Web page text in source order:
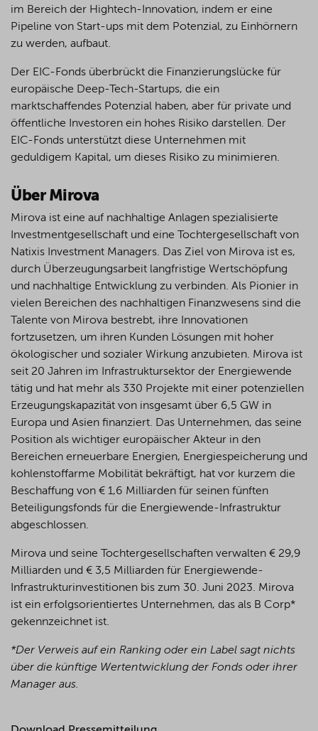
im Bereich der Hightech-Innovation, indem er eine
Pipeline von Start-ups mit dem Potenzial, zu Einhörnern
zu werden, aufbaut.
Der EIC-Fonds überbrückt die Finanzierungslücke für
europäische Deep-Tech-Startups, die ein
marktschaffendes Potenzial haben, aber für private und
öffentliche Investoren ein hohes Risiko darstellen. Der
EIC-Fonds unterstützt diese Unternehmen mit
geduldigem Kapital, um dieses Risiko zu minimieren.
Über Mirova
Mirova ist eine auf nachhaltige Anlagen spezialisierte
Investmentgesellschaft und eine Tochtergesellschaft von
Natixis Investment Managers. Das Ziel von Mirova ist es,
durch Überzeugungsarbeit langfristige Wertschöpfung
und nachhaltige Entwicklung zu verbinden. Als Pionier in
vielen Bereichen des nachhaltigen Finanzwesens sind die
Talente von Mirova bestrebt, ihre Innovationen
fortzusetzen, um ihren Kunden Lösungen mit hoher
ökologischer und sozialer Wirkung anzubieten. Mirova ist
seit 20 Jahren im Infrastruktursektor der Energiewende
tätig und hat mehr als 330 Projekte mit einer potenziellen
Erzeugungskapazität von insgesamt über 6,5 GW in
Europa und Asien finanziert. Das Unternehmen, das seine
Position als wichtiger europäischer Akteur in den
Bereichen erneuerbare Energien, Energiespeicherung und
kohlenstoffarme Mobilität bekräftigt, hat vor kurzem die
Beschaffung von € 1,6 Milliarden für seinen fünften
Beteiligungsfonds für die Energiewende-Infrastruktur
abgeschlossen.
Mirova und seine Tochtergesellschaften verwalten € 29,9
Milliarden und € 3,5 Milliarden für Energiewende-
Infrastrukturinvestitionen bis zum 30. Juni 2023. Mirova
ist ein erfolgsorientiertes Unternehmen, das als B Corp*
gekennzeichnet ist.
*Der Verweis auf ein Ranking oder ein Label sagt nichts
über die künftige Wertentwicklung der Fonds oder ihrer
Manager aus.